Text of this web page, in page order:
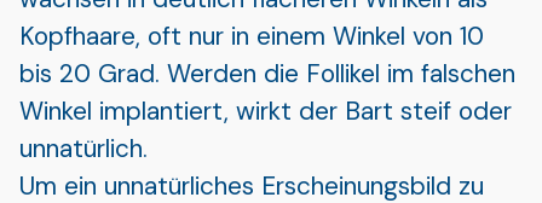
Kopfhaare, oft nur in einem Winkel von 10
bis 20 Grad. Werden die Follikel im falschen
Winkel implantiert, wirkt der Bart steif oder
unnatürlich.
Um ein unnatürliches Erscheinungsbild zu